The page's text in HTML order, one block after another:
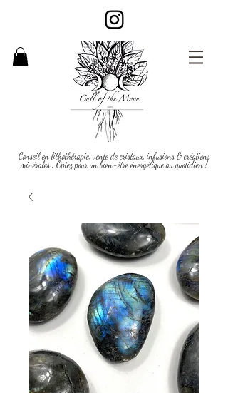
Conseil en lithothérapie, vente de cristaux, infusions & créations
minérales . Optez pour un bien-être énergétique au quotidien !